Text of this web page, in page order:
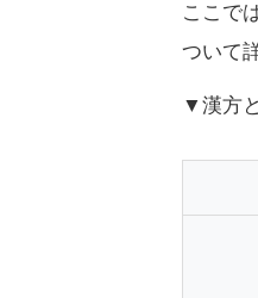
ここで
ついて
▼漢方